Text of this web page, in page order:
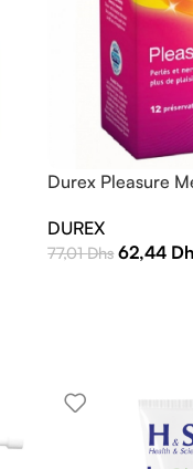
Durex Pleasure
DUREX
77,01Dhs 62,44